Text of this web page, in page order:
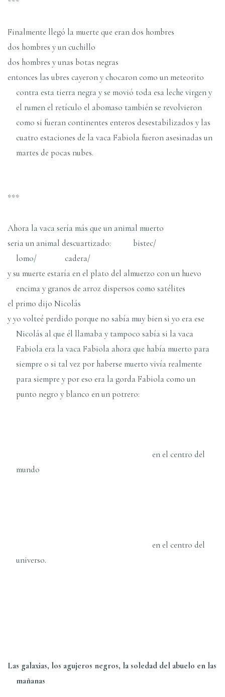
Finalmente llegó la muerte que eran dos hombres
dos hombres y un cuchillo
dos hombres y unas botas negras
entonces las ubres cayeron y chocaron como un meteorito
contra esta tierra negra y se movió toda esa leche virgen y
el rumen el retículo el abomaso también se revolvieron
como si fueran continentes enteros desestabilizados y las
cuatro estaciones de la vaca Fabiola fueron asesinadas un
martes de pocas nubes.
***
Ahora la vaca sería más que un animal muerto
seria un animal descuartizado: bistec/
lomo/ cadera/
y su muerte estaría en el plato del almuerzo con un huevo
encima y granos de arroz dispersos como satélites
el primo dijo Nicolás
y yo volteé perdido porque no sabía muy bien si yo era ese
Nicolás al que él llamaba y tampoco sabía si la vaca
Fabiola era la vaca Fabiola ahora que había muerto para
siempre o si tal vez por haberse muerto vivía realmente
para siempre y por eso era la gorda Fabiola como un
punto negro y blanco en un potrero:
en el centro del
mundo
en el centro del
universo.
Las galaxias, los agujeros negros, la soledad del abuelo en las
mañanas